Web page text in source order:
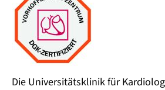
Die Universitätsklinik für